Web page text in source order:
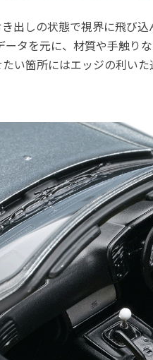
出しの状態で視界に飛び
ータを元に、材質や手触り
い箇所にはエッジの利い